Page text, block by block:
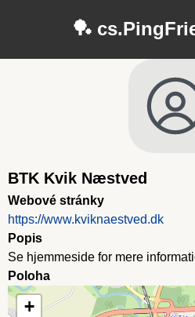
🏓
BTK Kvik Næstved
Webové stránky
https://www.kviknaestved.dk
Popis
Se hjemmeside for mere
Poloha
+